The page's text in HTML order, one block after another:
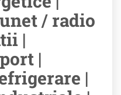
/ radio
|
|
|